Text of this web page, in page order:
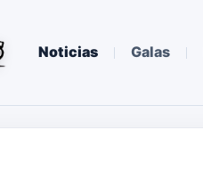
Noticias Galas